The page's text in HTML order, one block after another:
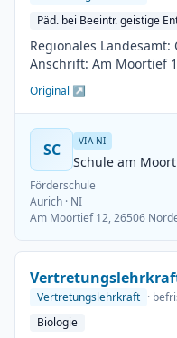
Päd. bei Beeintr. geistige
Regionales
Anschrift: Am Moortief
Original ↗
SC VIA NI
Schule am
Förderschule
Aurich · NI
Am Moortief 12, 26506
Vertretungslehrkraft ·
Biologie